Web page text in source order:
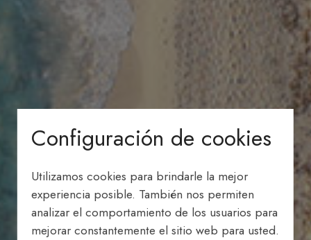
Configuración de cookies
Utilizamos cookies para brindarle la mejor
experiencia posible. También nos permiten
analizar el comportamiento de los usuarios para
mejorar constantemente el sitio web para usted.